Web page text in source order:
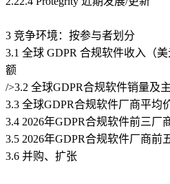
3 竞争环境：按参与者划分
3.1 全球 GDPR 合规软件收入（
额
/>3.2 全球GDPR合规软件销量及
3.3 全球GDPR合规软件厂商平均
3.4 2026年GDPR合规软件前三厂
3.5 2026年GDPR合规软件厂商前
3.6 并购、扩张